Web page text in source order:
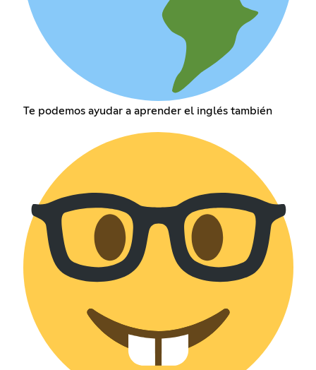
Te podemos ayudar a aprender el inglés también